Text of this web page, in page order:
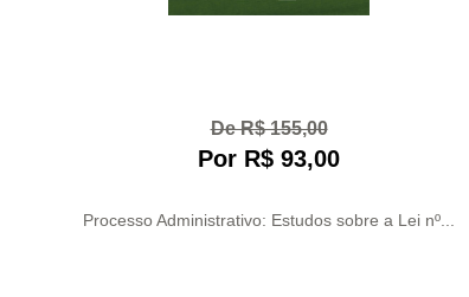
De R$ 155,00
Por R$ 93,00
Processo Administrativo: Estudos sobre a Lei nº...